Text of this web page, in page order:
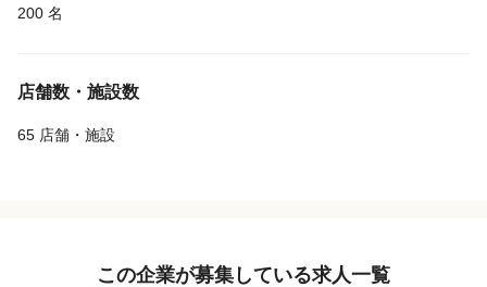
200 名
店舗数・施設数
65 店舗・施設
この企業が募集している求人一覧